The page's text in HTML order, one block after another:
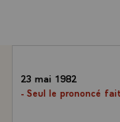
23 mai 1982
- Seul le prononcé